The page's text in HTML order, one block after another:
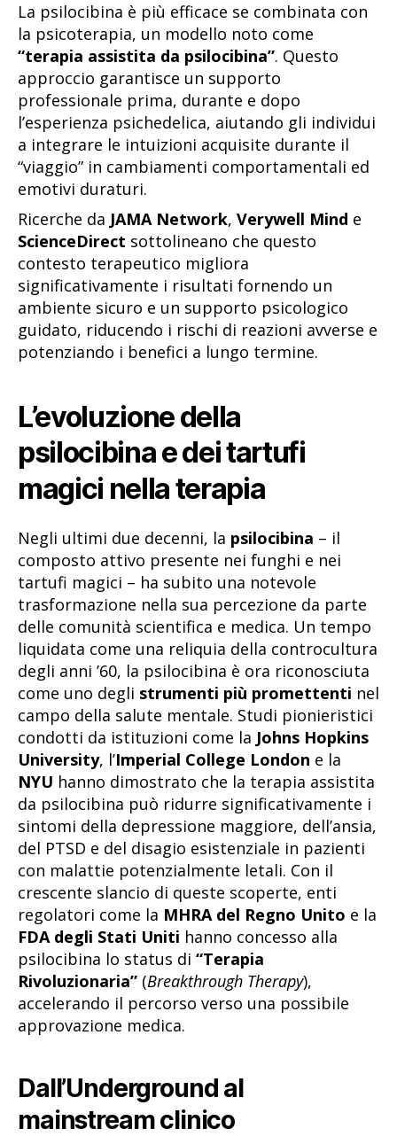
La psilocibina è più efficace se combinata con
la psicoterapia, un modello noto come
“terapia assistita da psilocibina”. Questo
approccio garantisce un supporto
professionale prima, durante e dopo
l’esperienza psichedelica, aiutando gli individui
a integrare le intuizioni acquisite durante il
“viaggio” in cambiamenti comportamentali ed
emotivi duraturi.
Ricerche da JAMA Network, Verywell Mind e
ScienceDirect sottolineano che questo
contesto terapeutico migliora
significativamente i risultati fornendo un
ambiente sicuro e un supporto psicologico
guidato, riducendo i rischi di reazioni avverse e
potenziando i benefici a lungo termine.
L’evoluzione della
psilocibina e dei tartufi
magici nella terapia
Negli ultimi due decenni, la psilocibina – il
composto attivo presente nei funghi e nei
tartufi magici – ha subito una notevole
trasformazione nella sua percezione da parte
delle comunità scientifica e medica. Un tempo
liquidata come una reliquia della controcultura
degli anni ’60, la psilocibina è ora riconosciuta
come uno degli strumenti più promettenti nel
campo della salute mentale. Studi pionieristici
condotti da istituzioni come la Johns Hopkins
University, l’Imperial College London e la
NYU hanno dimostrato che la terapia assistita
da psilocibina può ridurre significativamente i
sintomi della depressione maggiore, dell’ansia,
del PTSD e del disagio esistenziale in pazienti
con malattie potenzialmente letali. Con il
crescente slancio di queste scoperte, enti
regolatori come la MHRA del Regno Unito e la
FDA degli Stati Uniti hanno concesso alla
psilocibina lo status di “Terapia
Rivoluzionaria” (Breakthrough Therapy),
accelerando il percorso verso una possibile
approvazione medica.
Dall’Underground al
mainstream clinico